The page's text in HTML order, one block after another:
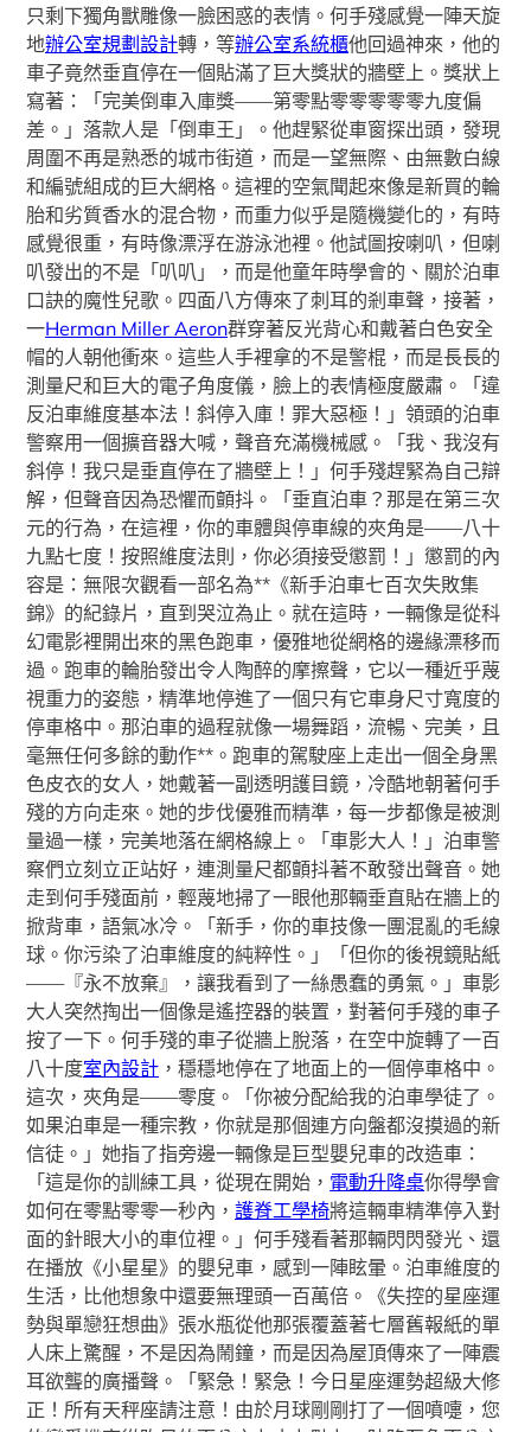
只剩下獨角獸雕像一臉困惑的表情。何手殘感覺一陣天旋
地辦公室規劃設計轉，等辦公室系統櫃他回過神來，他的
車子竟然垂直停在一個貼滿了巨大獎狀的牆壁上。獎狀上
寫著：「完美倒車入庫獎——第零點零零零零零九度偏
差。」落款人是「倒車王」。他趕緊從車窗探出頭，發現
周圍不再是熟悉的城市街道，而是一望無際、由無數白線
和編號組成的巨大網格。這裡的空氣聞起來像是新買的輪
胎和劣質香水的混合物，而重力似乎是隨機變化的，有時
感覺很重，有時像漂浮在游泳池裡。他試圖按喇叭，但喇
叭發出的不是「叭叭」，而是他童年時學會的、關於泊車
口訣的魔性兒歌。四面八方傳來了刺耳的剎車聲，接著，
一Herman Miller Aeron群穿著反光背心和戴著白色安全
帽的人朝他衝來。這些人手裡拿的不是警棍，而是長長的
測量尺和巨大的電子角度儀，臉上的表情極度嚴肅。「違
反泊車維度基本法！斜停入庫！罪大惡極！」領頭的泊車
警察用一個擴音器大喊，聲音充滿機械感。「我、我沒有
斜停！我只是垂直停在了牆壁上！」何手殘趕緊為自己辯
解，但聲音因為恐懼而顫抖。「垂直泊車？那是在第三次
元的行為，在這裡，你的車體與停車線的夾角是——八十
九點七度！按照維度法則，你必須接受懲罰！」懲罰的內
容是：無限次觀看一部名為**《新手泊車七百次失敗集
錦》的紀錄片，直到哭泣為止。就在這時，一輛像是從科
幻電影裡開出來的黑色跑車，優雅地從網格的邊緣漂移而
過。跑車的輪胎發出令人陶醉的摩擦聲，它以一種近乎蔑
視重力的姿態，精準地停進了一個只有它車身尺寸寬度的
停車格中。那泊車的過程就像一場舞蹈，流暢、完美，且
毫無任何多餘的動作**。跑車的駕駛座上走出一個全身黑
色皮衣的女人，她戴著一副透明護目鏡，冷酷地朝著何手
殘的方向走來。她的步伐優雅而精準，每一步都像是被測
量過一樣，完美地落在網格線上。「車影大人！」泊車警
察們立刻立正站好，連測量尺都顫抖著不敢發出聲音。她
走到何手殘面前，輕蔑地掃了一眼他那輛垂直貼在牆上的
掀背車，語氣冰冷。「新手，你的車技像一團混亂的毛線
球。你污染了泊車維度的純粹性。」「但你的後視鏡貼紙
——『永不放棄』，讓我看到了一絲愚蠢的勇氣。」車影
大人突然掏出一個像是遙控器的裝置，對著何手殘的車子
按了一下。何手殘的車子從牆上脫落，在空中旋轉了一百
八十度室內設計 ，穩穩地停在了地面上的一個停車格中。
這次，夾角是——零度。「你被分配給我的泊車學徒了。
如果泊車是一種宗教，你就是那個連方向盤都沒摸過的新
信徒。」她指了指旁邊一輛像是巨型嬰兒車的改造車：
「這是你的訓練工具，從現在開始， 電動升降桌你得學會
如何在零點零零一秒內，護脊工學椅將這輛車精準停入對
面的針眼大小的車位裡。」何手殘看著那輛閃閃發光、還
在播放《小星星》的嬰兒車，感到一陣眩暈。泊車維度的
生活，比他想象中還要無理頭一百萬倍。《失控的星座運
勢與單戀狂想曲》張水瓶從他那張覆蓋著七層舊報紙的單
人床上驚醒，不是因為鬧鐘，而是因為屋頂傳來了一陣震
耳欲聾的廣播聲。「緊急！緊急！今日星座運勢超級大修
正！所有天秤座請注意！由於月球剛剛打了一個噴嚏，您